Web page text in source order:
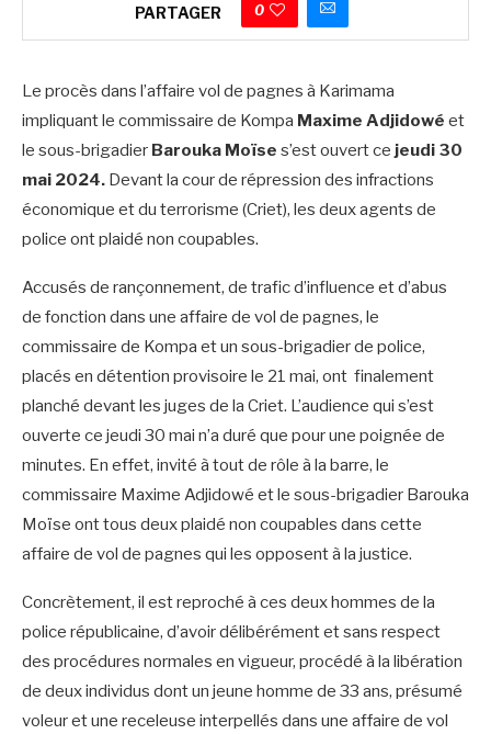
PARTAGER 0
Le procès dans l’affaire vol de pagnes à Karimama
impliquant le commissaire de Kompa Maxime Adjidowé et
le sous-brigadier Barouka Moïse s’est ouvert ce jeudi 30
mai 2024. Devant la cour de répression des infractions
économique et du terrorisme (Criet), les deux agents de
police ont plaidé non coupables.
Accusés de rançonnement, de trafic d’influence et d’abus
de fonction dans une affaire de vol de pagnes, le
commissaire de Kompa et un sous-brigadier de police,
placés en détention provisoire le 21 mai, ont finalement
planché devant les juges de la Criet. L’audience qui s’est
ouverte ce jeudi 30 mai n’a duré que pour une poignée de
minutes. En effet, invité à tout de rôle à la barre, le
commissaire Maxime Adjidowé et le sous-brigadier Barouka
Moïse ont tous deux plaidé non coupables dans cette
affaire de vol de pagnes qui les opposent à la justice.
Concrètement, il est reproché à ces deux hommes de la
police républicaine, d’avoir délibérément et sans respect
des procédures normales en vigueur, procédé à la libération
de deux individus dont un jeune homme de 33 ans, présumé
voleur et une receleuse interpellés dans une affaire de vol